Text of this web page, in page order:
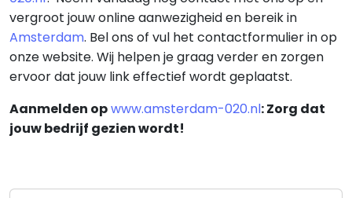
vergroot jouw online aanwezigheid en bereik in
Amsterdam. Bel ons of vul het contactformulier in op
onze website. Wij helpen je graag verder en zorgen
ervoor dat jouw link effectief wordt geplaatst.
Aanmelden opwww.amsterdam-020.nl: Zorg dat
jouw bedrijf gezien wordt!